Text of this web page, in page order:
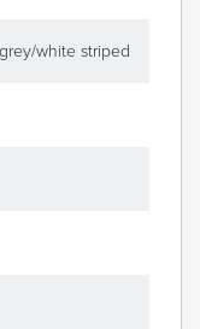
white striped